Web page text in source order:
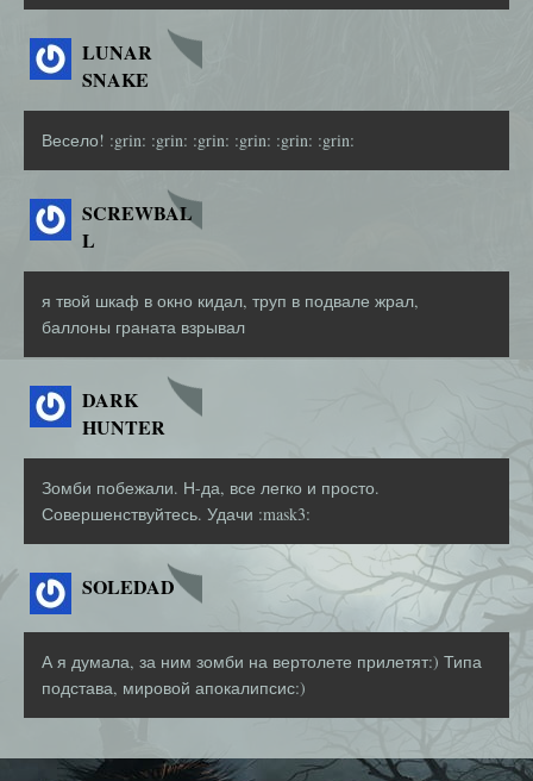
LUNAR
SNAKE
Весело! :grin: :grin: :grin: :grin: :grin: :grin:
SCREWBAL
L
я твой шкаф в окно кидал, труп в подвале жрал,
баллоны граната взрывал
DARK
HUNTER
Зомби побежали. Н-да, все легко и просто.
Совершенствуйтесь. Удачи :mask3:
SOLEDAD
А я думала, за ним зомби на вертолете прилетят:) Типа
подстава, мировой апокалипсис:)